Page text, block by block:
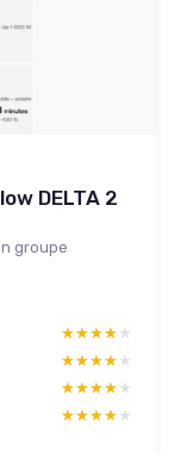
DELTA 2
groupe
★★★★★
★★★★★
★★★★★
★★★★★
★★★★★
★★★★★
★★★★★
★★★★★